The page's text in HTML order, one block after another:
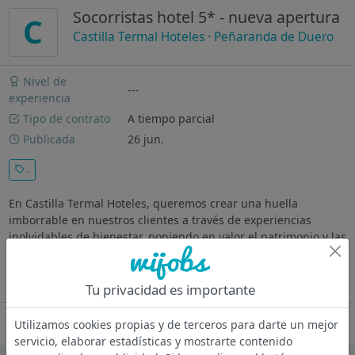
C Socorristas hotel 5* - nueva apertura
Castilla Termal Hoteles · Peñaranda de Duero
Nivel de
experiencia
---
Tipo de contrato
A tiempo parcial
Publicada
26 jun.
.
En Castilla Termal Hoteles, queremos crear una huella
imborrable en nuestros clientes a través de experiencias
inolvidables de bienestar, poniendo en valor el patrimonio y las
personas. Actuando en cada paso con alma sostenible.
Oferta desactivada
Tu privacidad es importante
Utilizamos cookies propias y de terceros para darte un mejor
servicio, elaborar estadísticas y mostrarte contenido